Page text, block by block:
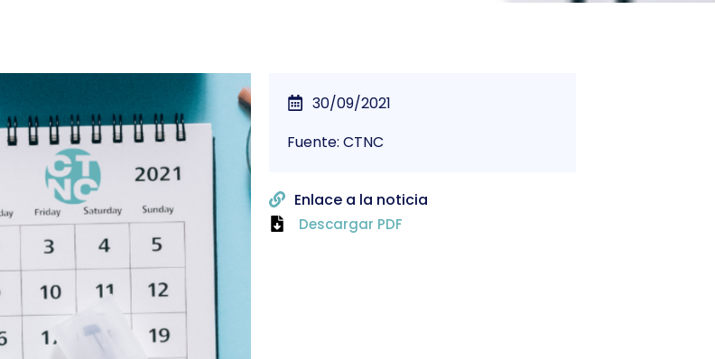
30/09/2021
Fuente: CTNC
Enlace a la noticia
Descargar PDF